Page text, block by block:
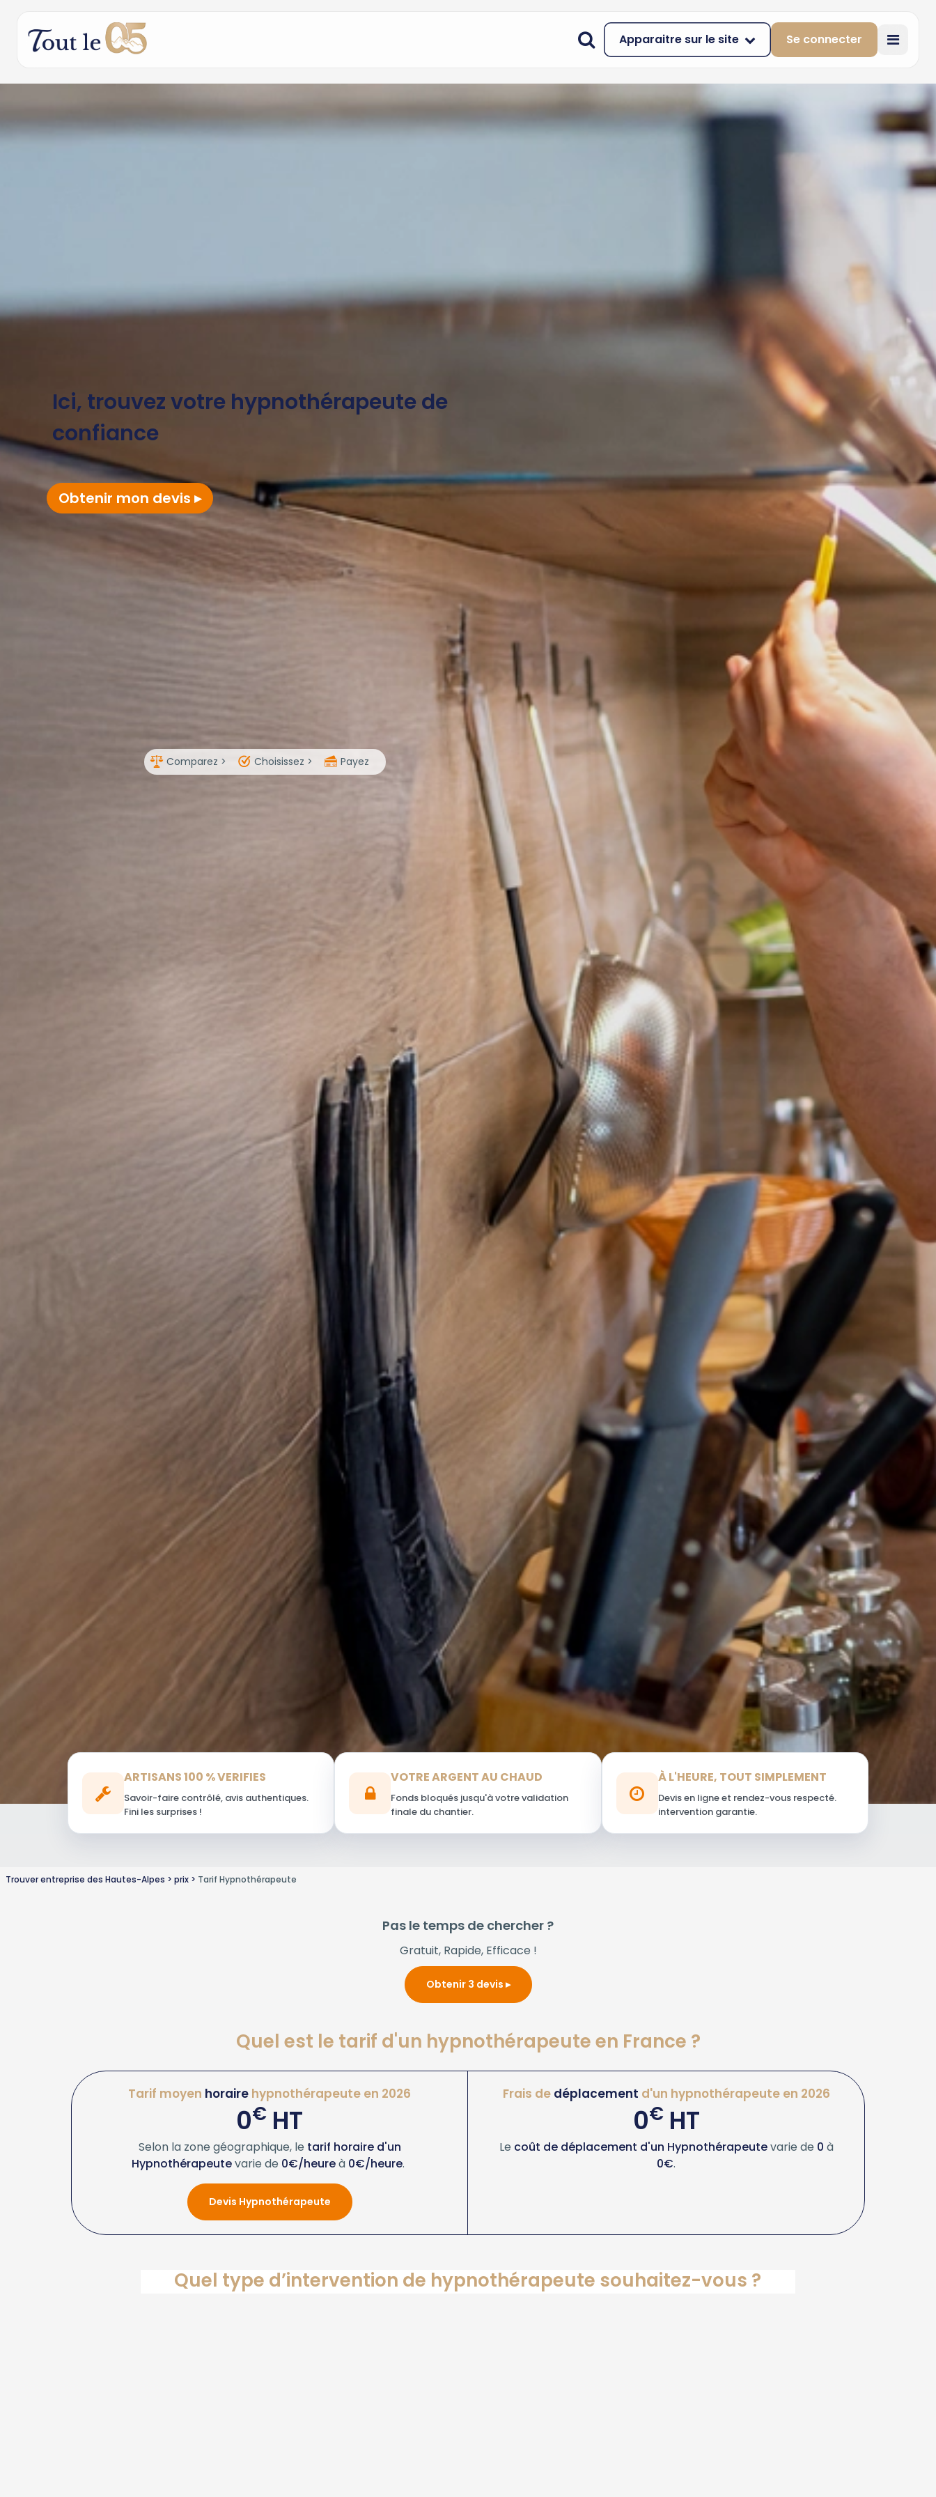
Apparaitre sur le site Se connecter
Ici, trouvez votre hypnothérapeute de
confiance
Obtenir mon devis
Comparez > Choisissez > Payez
ARTISANS 100 % VERIFIES
Savoir-faire contrôlé, avis authentiques.
Fini les surprises !
VOTRE ARGENT AU CHAUD
Fonds bloqués jusqu'à votre validation
finale du chantier.
À L'HEURE, TOUT SIMPLEMENT
Devis en ligne et rendez-vous respecté.
intervention garantie.
Trouver entreprise des Hautes-Alpes prix Tarif Hypnothérapeute
Pas le temps de chercher ?
Gratuit, Rapide, Efficace !
Obtenir 3 devis
Quel est le tarif d'un hypnothérapeute en France ?
Tarif moyen horaire hypnothérapeute en 2026
0€ HT
Selon la zone géographique, le tarif horaire d'un
Hypnothérapeutevarie de 0€/heureà 0€/heure.
Devis Hypnothérapeute
Frais de déplacement d'un hypnothérapeute en 2026
0€HT
Le coût de déplacement d'un Hypnothérapeutevarie de 0 à
0€.
Quel type d’intervention de hypnothérapeute souhaitez-vous ?